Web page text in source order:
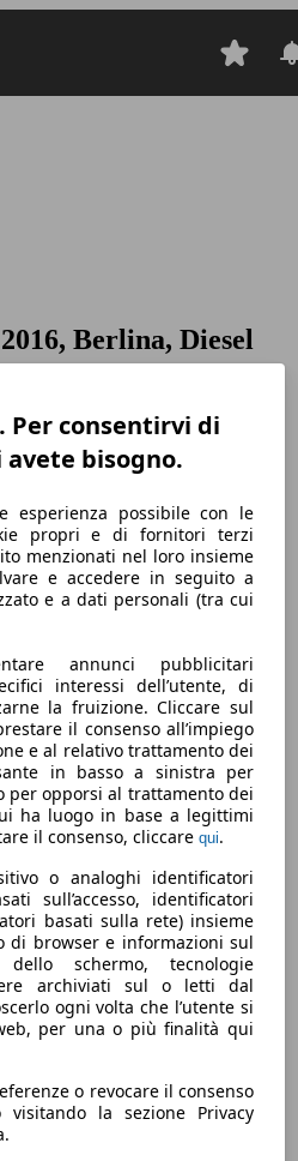
Berlina, Diesel
Per consentirvi di
bisogno.
esperienza possibile con le
propri e di fornitori terzi
menzionati nel loro insieme
e accedere in seguito a
e a dati personali (tra cui
annunci pubblicitari
interessi dell’utente, di
la fruizione. Cliccare sul
il consenso all’impiego
e al relativo trattamento dei
in basso a sinistra per
per opporsi al trattamento dei
ha luogo in base a legittimi
il consenso, cliccare qui.
o analoghi identificatori
sull’accesso, identificatori
basati sulla rete) insieme
di browser e informazioni sul
schermo, tecnologie
archiviati sul o letti dal
ogni volta che l’utente si
per una o più finalità qui
o revocare il consenso
la sezione Privacy